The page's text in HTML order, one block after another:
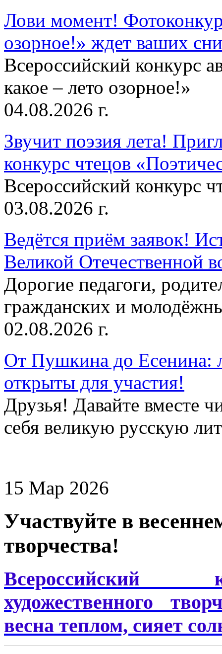
Лови момент!
озорное!» ждет ваших
Всероссийский конкурс
какое – лето озорное!»
04.08.2026 г.
Звучит поэзия лета!
конкурс чтецов
Всероссийский конкурс
03.08.2026 г.
Ведётся приём заявок!
Великой Отечественной
Дорогие педагоги,
гражданских и
02.08.2026 г.
От Пушкина до Есенина:
открыты для участия!
Друзья! Давайте вместе
себя великую русскую
15 Мар 2026
Участвуйте в
творчества!
Всероссийский
художественного
весна теплом, сияет